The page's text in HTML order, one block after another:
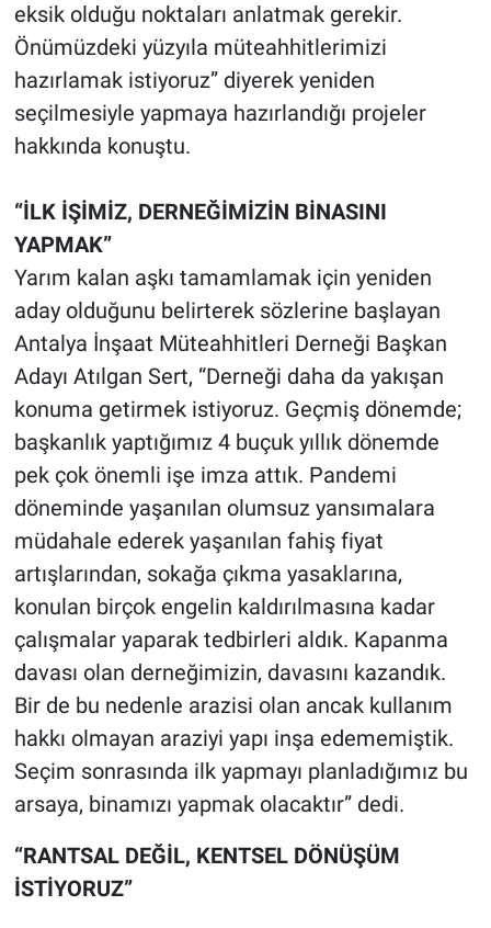
eksik olduğu noktaları anlatmak gerekir.
Önümüzdeki yüzyıla müteahhitlerimizi
hazırlamak istiyoruz” diyerek yeniden
seçilmesiyle yapmaya hazırlandığı projeler
hakkında konuştu.
“İLK İŞİMİZ, DERNEĞİMİZİN BİNASINI
YAPMAK”
Yarım kalan aşkı tamamlamak için yeniden
aday olduğunu belirterek sözlerine başlayan
Antalya İnşaat Müteahhitleri Derneği Başkan
Adayı Atılgan Sert, “Derneği daha da yakışan
konuma getirmek istiyoruz. Geçmiş dönemde;
başkanlık yaptığımız 4 buçuk yıllık dönemde
pek çok önemli işe imza attık. Pandemi
döneminde yaşanılan olumsuz yansımalara
müdahale ederek yaşanılan fahiş fiyat
artışlarından, sokağa çıkma yasaklarına,
konulan birçok engelin kaldırılmasına kadar
çalışmalar yaparak tedbirleri aldık. Kapanma
davası olan derneğimizin, davasını kazandık.
Bir de bu nedenle arazisi olan ancak kullanım
hakkı olmayan araziyi yapı inşa edememiştik.
Seçim sonrasında ilk yapmayı planladığımız bu
arsaya, binamızı yapmak olacaktır” dedi.
“RANTSAL DEĞİL, KENTSEL DÖNÜŞÜM
İSTİYORUZ”